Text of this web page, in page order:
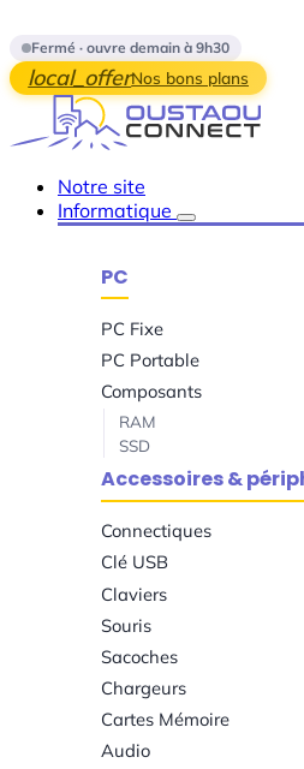
Fermé · ouvre demain à 9h30
local_offerNos bons plans
Notre site
Informatique
PC
PC Fixe
PC Portable
Composants
RAM
SSD
Accessoires &
Connectiques
Clé USB
Claviers
Souris
Sacoches
Chargeurs
Cartes Mémoire
Audio